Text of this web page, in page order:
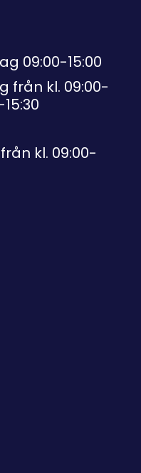
09:00-15:00
från kl. 09:00-
kl. 09:00-